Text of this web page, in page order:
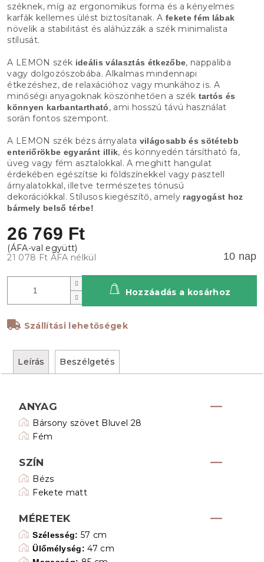
26 769 Ft
21 078 Ft ÁFA nélkül 10 nap
Szállítási lehetőségek
Hozzáadás a kosárhoz
széknek, míg az ergonomikus forma és a kényelmes
karfák kellemes ülést biztosítanak. A fekete fém lábak
növelik a stabilitást és aláhúzzák a szék minimalista
stílusát.
A LEMON szék ideális választás étkezőbe, nappaliba
vagy dolgozószobába. Alkalmas mindennapi
étkezéshez, de relaxációhoz vagy munkához is. A
minőségi anyagoknak köszönhetően a szék tartós és
könnyen karbantartható, ami hosszú távú használat
során fontos szempont.
A LEMON szék bézs árnyalata világosabb és sötétebb
enteriőrökbe egyaránt illik, és könnyedén társítható fa,
üveg vagy fém asztalokkal. A meghitt hangulat
érdekében egészítse ki földszínekkel vagy pasztell
árnyalatokkal, illetve természetes tónusú
dekorációkkal. Stílusos kiegészítő, amely ragyogást hoz
bármely belső térbe!
Leírás Beszélgetés
ANYAG
Bársony szövet Bluvel 28
Fém
SZÍN
Bézs
Fekete matt
MÉRETEK
Szélesség: 57 cm
Ülőmélység: 47 cm